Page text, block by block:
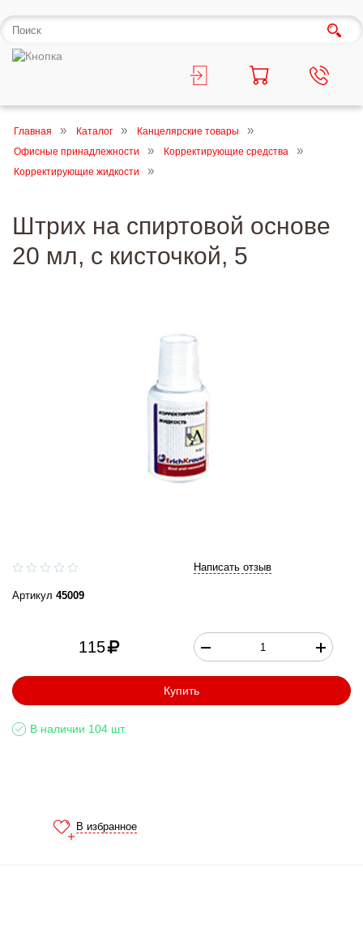
Главная Каталог
Канцелярские товары
Офисные принадлежности
Корректирующие средства
Корректирующие жидкости
Штрих на спиртовой основе
20 мл, с кисточкой, 5
Написать отзыв
Артикул 45009
115
Купить
В наличии 104 шт.
В избранное